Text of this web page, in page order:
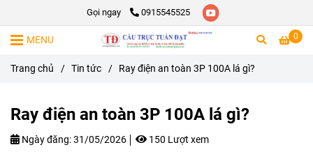
Gọi ngay 0915545525
0
MENU
Trang chủ / Tin tức / Ray điện an toàn 3P 100A lá gì?
Ray điện an toàn 3P 100A lá gì?
Ngày đăng:31/05/2026
150 Lượt xem